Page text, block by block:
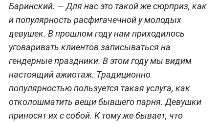
Баринский. — Для нас это такой же сюрприз, как
и популярность расфигачечной у молодых
девушек. В прошлом году нам приходилось
уговаривать клиентов записываться на
гендерные праздники. В этом году мы видим
настоящий ажиотаж. Традиционно
популярностью пользуется такая услуга, как
отколошматить вещи бывшего парня. Девушки
приносят их с собой. К тому же бывает, что